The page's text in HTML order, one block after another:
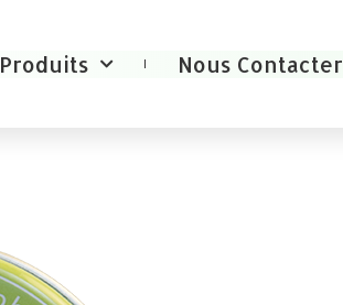
Produits Nous Contacter